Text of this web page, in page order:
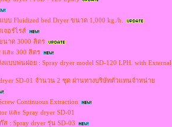
Fluidized bed Dryer ขนาด 1,000 kg./h.
จอร์ไรส์
นาด 3000 ลิตร
และ 300 ลิตร
บพ่นฝอย : Spray dryer model SD-120 LPH. with External
SD-01 จำนวน 2 ชุด ผ่านทางบริษัทตัวแทนจำหน่าย
Continuous Extraction
และ Spray dryer SD-01
: Spray dryer รุ่น SD-03